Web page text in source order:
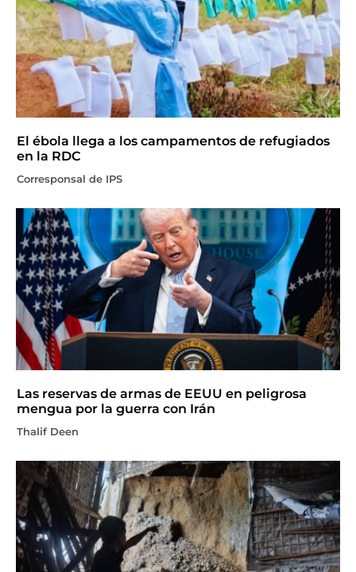
El ébola llega a los campamentos de refugiados
en la RDC
Corresponsal de IPS
Las reservas de armas de EEUU en peligrosa
mengua por la guerra con Irán
Thalif Deen